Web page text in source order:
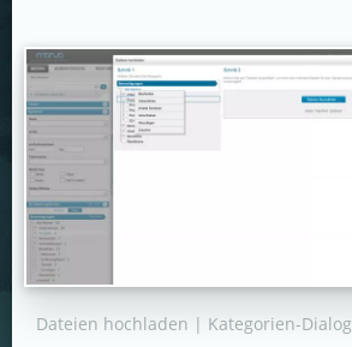
Dateien hochladen | Kategorien-Dialog